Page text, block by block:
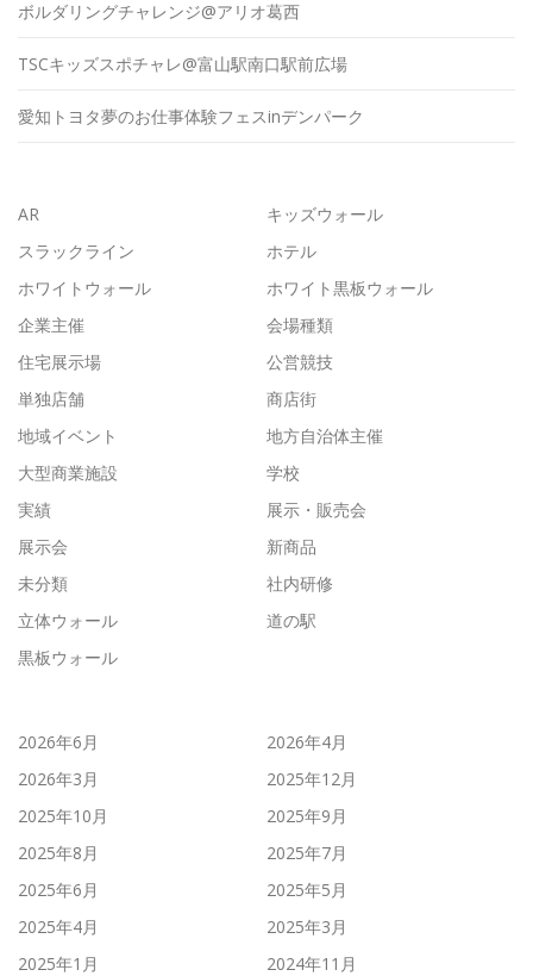
ボルダリングチャレンジ@アリオ葛西
TSCキッズスポチャレ@富山駅南口駅前広場
愛知トヨタ夢のお仕事体験フェスinデンパーク
AR
キッズウォール
スラックライン
ホテル
ホワイトウォール
ホワイト黒板ウォール
企業主催
会場種類
住宅展示場
公営競技
単独店舗
商店街
地域イベント
地方自治体主催
大型商業施設
学校
実績
展示・販売会
展示会
新商品
未分類
社内研修
立体ウォール
道の駅
黒板ウォール
2026年6月
2026年4月
2026年3月
2025年12月
2025年10月
2025年9月
2025年8月
2025年7月
2025年6月
2025年5月
2025年4月
2025年3月
2025年1月
2024年11月